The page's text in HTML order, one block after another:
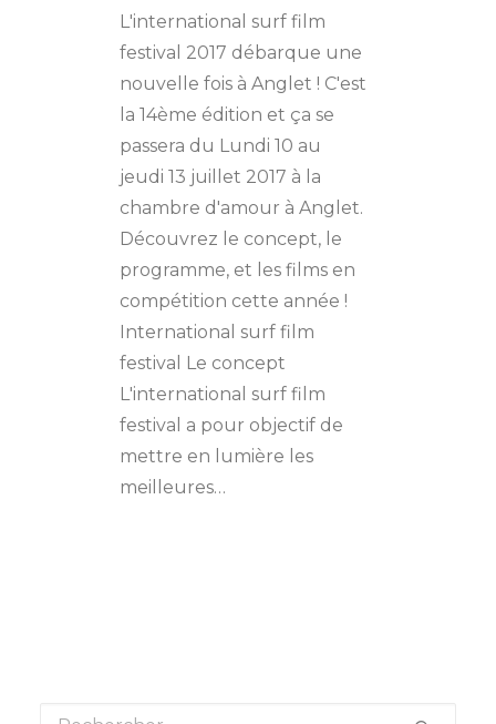
L'international surf film
festival 2017 débarque une
nouvelle fois à Anglet ! C'est
la 14ème édition et ça se
passera du Lundi 10 au
jeudi 13 juillet 2017 à la
chambre d'amour à Anglet.
Découvrez le concept, le
programme, et les films en
compétition cette année !
International surf film
festival Le concept
L'international surf film
festival a pour objectif de
mettre en lumière les
meilleures…